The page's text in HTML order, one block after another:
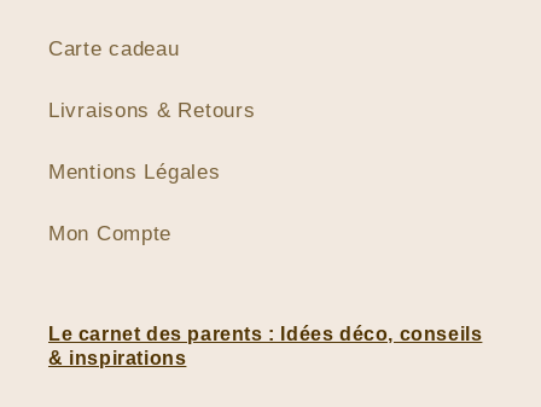
Carte cadeau
Livraisons & Retours
Mentions Légales
Mon Compte
Le carnet des parents : Idées déco, conseils
& inspirations